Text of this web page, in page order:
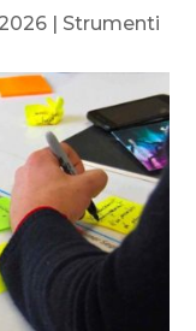
| Strumenti